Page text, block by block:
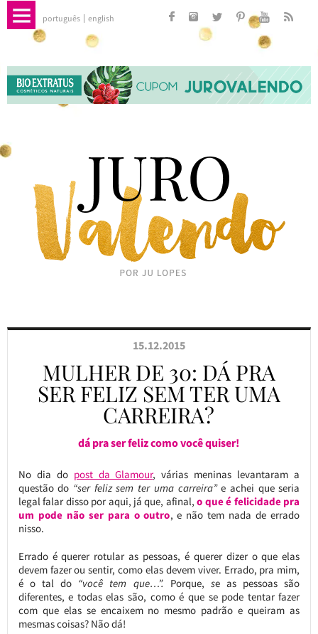
português english
15.12.2015
MULHER DE 30: DÁ PRA
SER FELIZ SEM TER UMA
CARREIRA?
dá pra ser feliz como você quiser!
No dia do post da Glamour, várias meninas levantaram a
questão do “ser feliz sem ter uma carreira”e achei que seria
legal falar disso por aqui, já que, afinal, o que é felicidade pra
um pode não ser para o outro, e não tem nada de errado
nisso.
Errado é querer rotular as pessoas, é querer dizer o que elas
devem fazer ou sentir, como elas devem viver. Errado, pra mim,
é o tal do “você tem que…”. Porque, se as pessoas são
diferentes, e todas elas são, como é que se pode tentar fazer
com que elas se encaixem no mesmo padrão e queiram as
mesmas coisas? Não dá!